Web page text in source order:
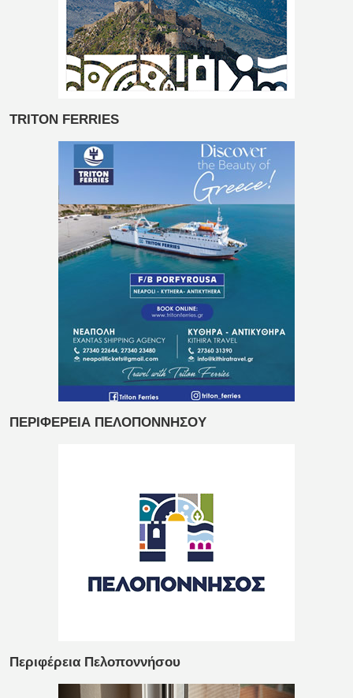
TRITON FERRIES
ΠΕΡΙΦΕΡΕΙΑ ΠΕΛΟΠΟΝΝΗΣΟΥ
Περιφέρεια Πελοποννήσου